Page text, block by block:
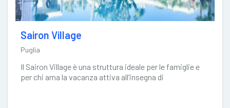
Sairon Village
Puglia
Il Sairon Village è una struttura ideale per le famiglie e
per chi ama la vacanza attiva all’insegna di